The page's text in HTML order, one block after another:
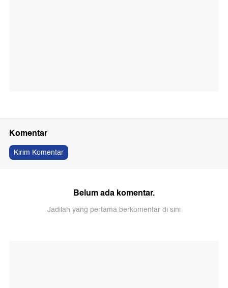
Komentar
Kirim Komentar
Belum ada komentar.
Jadilah yang pertama berkomentar di sini